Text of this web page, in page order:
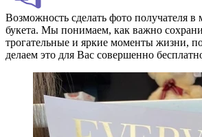
Возможность сделать фото получателя в
букета. Мы понимаем, как важно
трогательные и яркие моменты жизни,
делаем это для Вас совершенно